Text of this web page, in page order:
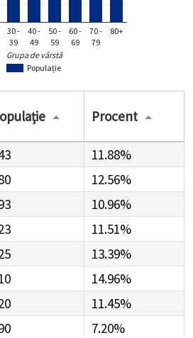
Populație
30 -
39
40 -
49
50 -
59
60 -
69
70 -
79
80+
Grupa de vârstă
Procent
11.88%
12.56%
10.96%
11.51%
13.39%
14.96%
11.45%
7.20%